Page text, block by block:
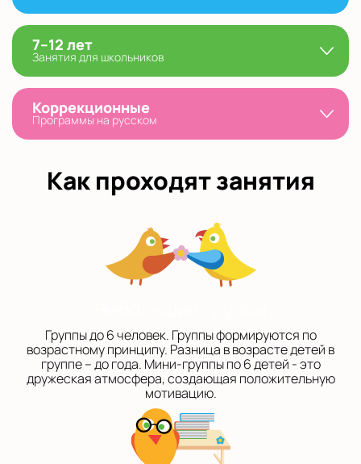
7–12 лет
Занятия для школьников
Коррекционные
Программы на русском
Как проходят занятия
Группы до 6 человек. Группы формируются по
возрастному принципу. Разница в возрасте детей в
группе – до года. Мини-группы по 6 детей - это
дружеская атмосфера, создающая положительную
мотивацию.